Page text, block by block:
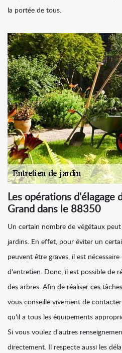
la portée de tous.
Les opérations d'élagage
Grand dans le 88350
Un certain nombre de végétaux
jardins. En effet, pour éviter un
peuvent être graves, il est
d'entretien. Donc, il est possible de
des arbres. Afin de réaliser ces
vous conseille vivement de
qu'il a tous les équipements
Si vous voulez d'autres
directement. Il respecte aussi les